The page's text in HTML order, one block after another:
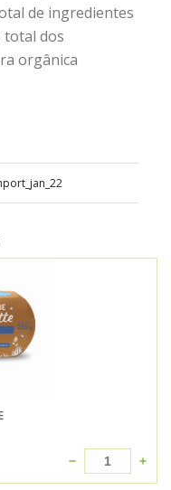
de ingredientes
total dos
orgânica